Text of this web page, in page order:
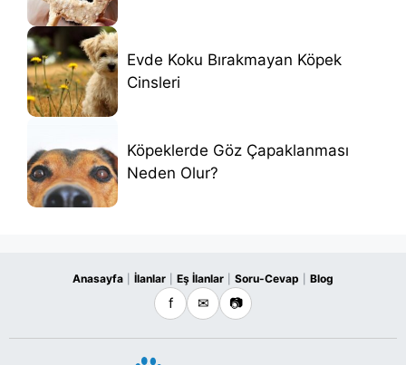
Evde Koku Bırakmayan Köpek
Cinsleri
Köpeklerde Göz Çapaklanması
Neden Olur?
Anasayfa İlanlar Eş İlanlar Soru-Cevap Blog
f ✉ 📷